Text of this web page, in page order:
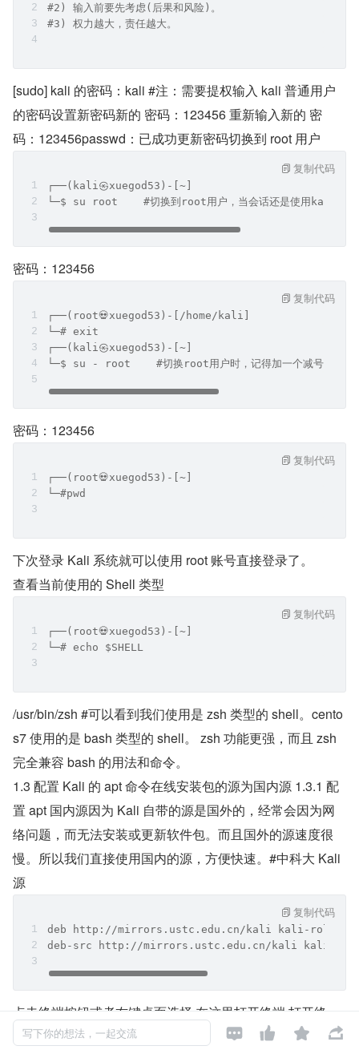
#2) 输入前要先考虑(后果和风险)。
#3) 权力越大，责任越大。
[sudo] kali 的密码：kali #注：需要提权输入 kali 普通用户
的密码设置新密码新的 密码：123456 重新输入新的 密
码：123456passwd：已成功更新密码切换到 root 用户
┌──(kali㉿xuegod53)-[~]
└─$ su root    #切换到root用户，当会话还是使用kali
复制代码
密码：123456
┌──(root💀xuegod53)-[/home/kali]
└─# exit
┌──(kali㉿xuegod53)-[~]
└─$ su - root    #切换root用户时，记得加一个减号-，这样
复制代码
密码：123456
┌──(root💀xuegod53)-[~]
└─#pwd
复制代码
下次登录 Kali 系统就可以使用 root 账号直接登录了。
查看当前使用的 Shell 类型
┌──(root💀xuegod53)-[~]
└─# echo $SHELL
复制代码
/usr/bin/zsh #可以看到我们使用是 zsh 类型的 shell。cento
s7 使用的是 bash 类型的 shell。 zsh 功能更强，而且 zsh
完全兼容 bash 的用法和命令。
1.3 配置 Kali 的 apt 命令在线安装包的源为国内源 1.3.1 配
置 apt 国内源因为 Kali 自带的源是国外的，经常会因为网
络问题，而无法安装或更新软件包。而且国外的源速度很
慢。所以我们直接使用国内的源，方便快速。#中科大 Kali
源
deb http://mirrors.ustc.edu.cn/kali kali-rolling
deb-src http://mirrors.ustc.edu.cn/kali kali-
复制代码
点击终端按钮或者右键桌面选择 在这里打开终端 打开终
端。
写下你的想法，一起交流    